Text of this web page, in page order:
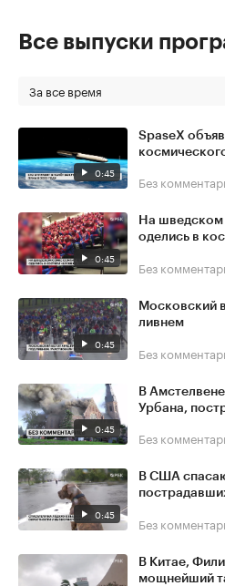
Все выпуски
За все время
0:45
SpaseX
Без
0:45
На шведском
оделись в
Без
0:45
Московский
ливнем
Без
0:45
В
Урбана,
Без
0:45
В США
Без
В Китае,
мощнейший